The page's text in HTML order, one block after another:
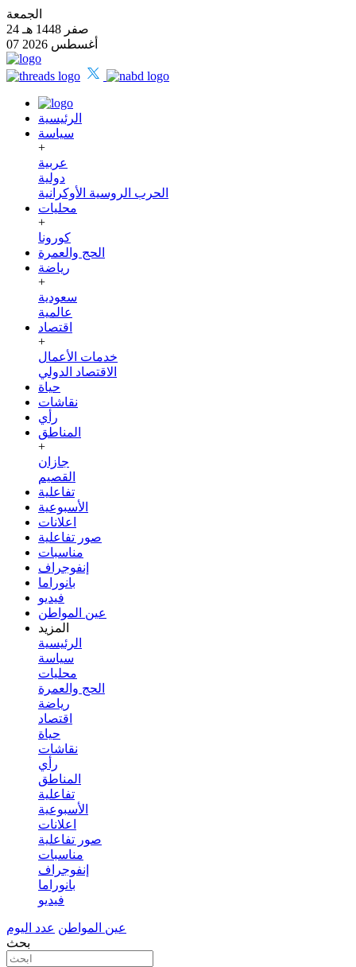
الجمعة
24 صفر 1448 هـ
07 أغسطس 2026
الرئيسية
سياسة
+
عربية
دولية
الحرب الروسية الأوكرانية
محليات
+
كورونا
الحج والعمرة
رياضة
+
سعودية
عالمية
اقتصاد
+
خدمات الأعمال
الاقتصاد الدولي
حياة
نقاشات
رأي
المناطق
+
جازان
القصيم
تفاعلية
الأسبوعية
اعلانات
صور تفاعلية
مناسبات
إنفوجراف
بانوراما
فيديو
عين المواطن
المزيد
الرئيسية
سياسة
محليات
الحج والعمرة
رياضة
اقتصاد
حياة
نقاشات
رأي
المناطق
تفاعلية
الأسبوعية
اعلانات
صور تفاعلية
مناسبات
إنفوجراف
بانوراما
فيديو
عين المواطن عدد اليوم
بحث